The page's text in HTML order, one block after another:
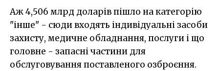
Аж 4,506 млрд доларів пішло на категорію
"інше" - сюди входять індивідуальні засоби
захисту, медичне обладнання, послуги і що
головне - запасні частини для
обслуговування поставленого озброєння.